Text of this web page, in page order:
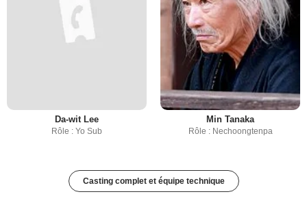
Da-wit Lee
Rôle : Yo Sub
Min Tanaka
Rôle : Nechoongtenpa
Casting complet et équipe technique